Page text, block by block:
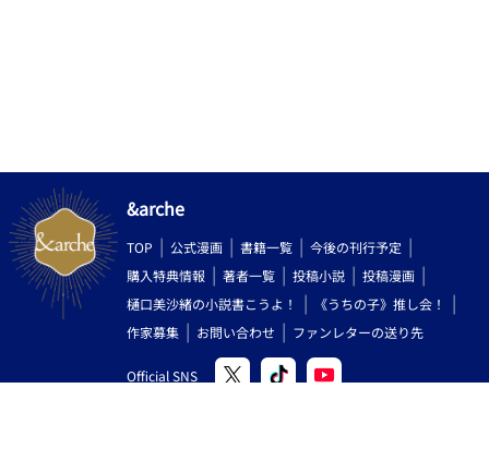
&arche
TOP 公式漫画 書籍一覧
今後の刊行予定
購入特典情報
著者一覧 投稿小説
投稿漫画
樋口美沙緒の小説書こうよ！
《うちの子》推し会！
作家募集
お問い合わせ ファンレターの送り先
Official SNS